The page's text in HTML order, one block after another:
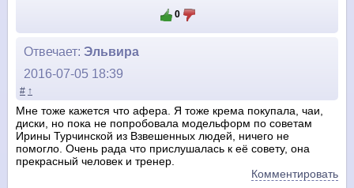
0
Отвечает: Эльвира
2016-07-05 18:39
# ↑
Мне тоже кажется что афера. Я тоже крема покупала, чаи,
диски, но пока не попробовала модельформ по советам
Ирины Турчинской из Взвешенных людей, ничего не
помогло. Очень рада что прислушалась к её совету, она
прекрасный человек и тренер.
Комментировать